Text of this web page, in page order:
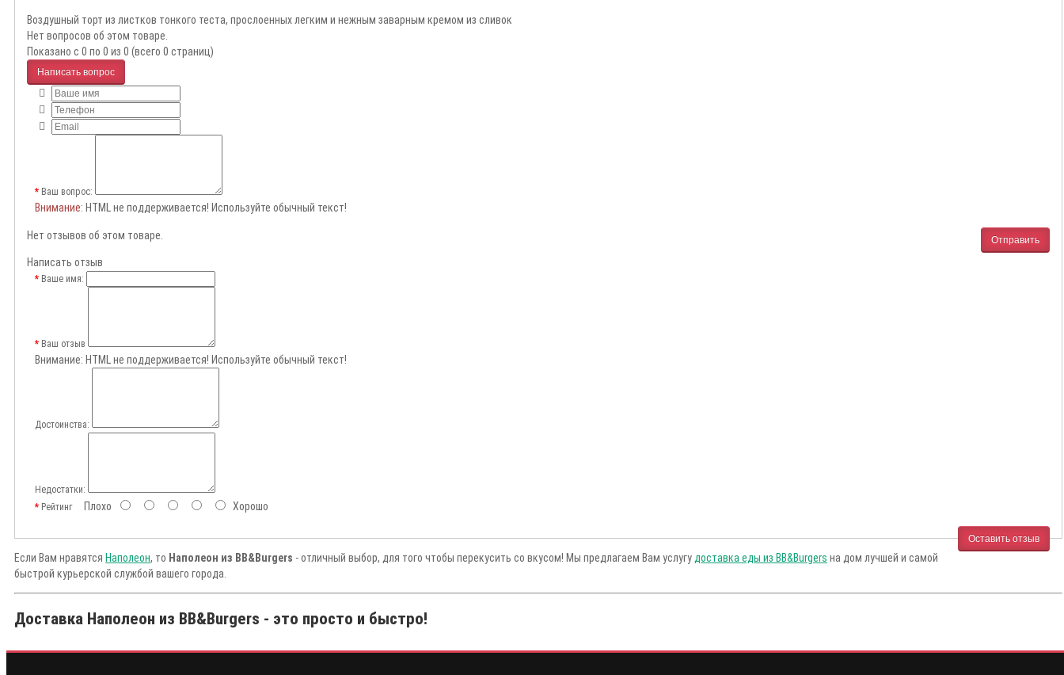
Воздушный торт из листков тонкого теста, прослоенных легким и нежным заварным кремом из сливок
Нет вопросов об этом товаре.
Показано с 0 по 0 из 0 (всего 0 страниц)
Написать вопрос
Ваш вопрос:
Внимание: HTML не поддерживается! Используйте обычный текст!
Отправить
Нет отзывов об этом товаре.
Написать отзыв
Ваше имя:
Ваш отзыв
Внимание: HTML не поддерживается! Используйте обычный текст!
Достоинства:
Недостатки:
РейтингПлохо Хорошо
Оставить отзыв
Если Вам нравятся Наполеон, то Наполеон из BB&Burgers - отличный выбор, для того чтобы перекусить со вкусом! Мы предлагаем Вам услугу доставка еды из BB&Burgers на дом лучшей и самой
быстрой курьерской службой вашего города.
Доставка Наполеон из BB&Burgers - это просто и быстро!